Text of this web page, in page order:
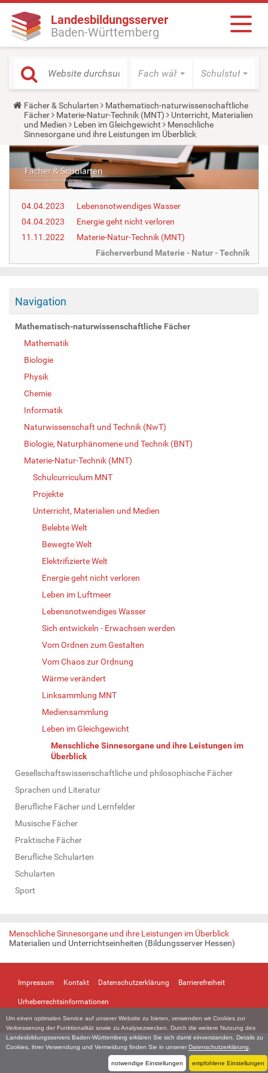
Um einen optimalen Service auf unserer Website zu bieten, verwenden wir Cookies zur
Verbesserung der Funktionalität sowie zu Analysezwecken. Durch die weitere Nutzung des
Landesbildungsservers Baden-Württemberg erklären Sie sich damit einverstanden. Details zu
Cookies, ihrer Verwendung und Vermeidung finden Sie in unserer Datenschutzerklärung
notwendige Einstellungen empfohlene Einstellungen
Landesbildungsserver
Baden-Württemberg
Fach wählen Schulstufe
Y
o
u
a
r
e
e
r
e
Fächer & Schularten
Mathematisch-naturwissenschaftliche
Fächer
Materie-Natur-Technik (MNT)
Unterricht, Materialien
und Medien
Leben im Gleichgewicht
Menschliche
Sinnesorgane und ihre Leistungen im Überblick
04.04.2023
Lebensnotwendiges Wasser
04.04.2023
Energie geht nicht verloren
11.11.2022
Materie-Natur-Technik (MNT)
Fächerverbund Materie - Natur - Technik
Navigation
Mathematisch-naturwissenschaftliche Fächer
Mathematik
Biologie
Physik
Chemie
Informatik
Naturwissenschaft und Technik (NwT)
Biologie, Naturphänomene und Technik (BNT)
Materie-Natur-Technik (MNT)
Schulcurriculum MNT
Projekte
Unterricht, Materialien und Medien
Belebte Welt
Bewegte Welt
Elektrifizierte Welt
Energie geht nicht verloren
Leben im Luftmeer
Lebensnotwendiges Wasser
Sich entwickeln - Erwachsen werden
Vom Ordnen zum Gestalten
Vom Chaos zur Ordnung
Wärme verändert
Linksammlung MNT
Mediensammlung
Leben im Gleichgewicht
Menschliche Sinnesorgane und ihre Leistungen im
Überblick
Gesellschaftswissenschaftliche und philosophische Fächer
Sprachen und Literatur
Berufliche Fächer und Lernfelder
Musische Fächer
Praktische Fächer
Berufliche Schularten
Schularten
Sport
Menschliche Sinnesorgane und ihre Leistungen im Überblick
Materialien und Unterrichtseinheiten (Bildungsserver Hessen)
Impressum Kontakt Datenschutzerklärung Barrierefreiheit
Urheberrechtsinformationen